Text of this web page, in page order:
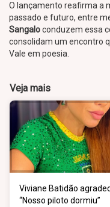
O lançamento reafirma a
passado e futuro, entre
Sangaloconduzem essa
consolidam um encontro
Vale em poesia.
Veja mais
Viviane Batidão
“Nosso piloto dormiu”